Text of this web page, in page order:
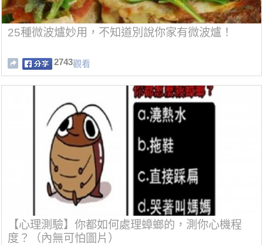
25種微波爐妙用，不知道別說你家有微波爐！
2743觀看
【心理測驗】你都如何處理蟑螂的，測你心機程
度？（內無可怕圖片）